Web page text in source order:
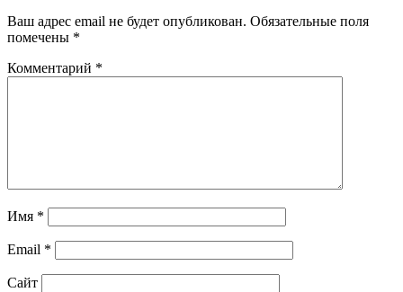
Ваш адрес email не будет опубликован. Обязательные поля
помечены *
Комментарий *
Имя *
Email *
Сайт